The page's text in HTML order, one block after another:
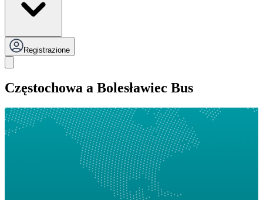
Registrazione
Częstochowa a Bolesławiec Bus